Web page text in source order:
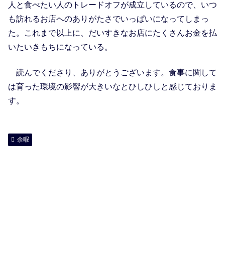
人と食べたい人のトレードオフが成立しているので、いつ
も訪れるお店へのありがたさでいっぱいになってしまっ
た。これまで以上に、だいすきなお店にたくさんお金を払
いたいきもちになっている。
読んでくださり、ありがとうございます。食事に関して
は育った環境の影響が大きいなとひしひしと感じておりま
す。
余暇